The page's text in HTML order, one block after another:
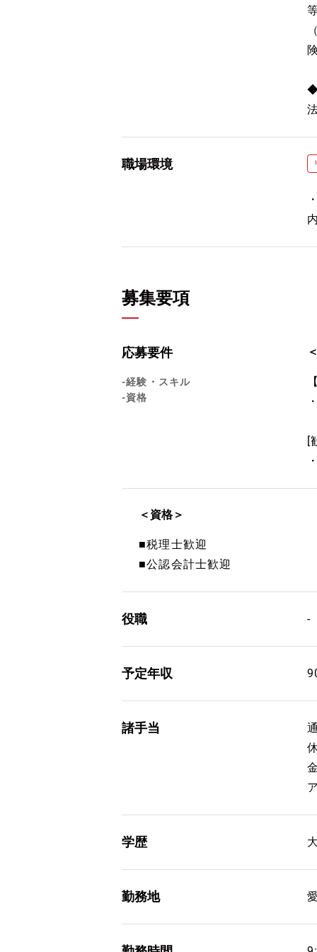
職場環境
募集要項
応募要件
-経験・スキル
-資格
[
＜資格＞
■税理士歓迎
■公認会計士歓迎
役職 -
予定年収
諸手当
学歴
勤務地